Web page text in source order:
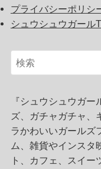
プライバシーポリシ
シュウシュウガール
『シュウシュウガ
ズ、ガチャガチャ、
ラかわいいガールズ
ム、雑貨やインスタ
ト、カフェ、スイ